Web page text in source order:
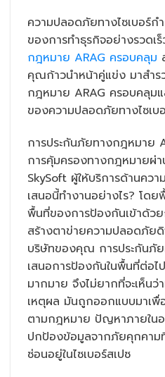
ความปลอดภัยทางไซเบอร์
ของการทำธุรกิจอย่างรวดเร็
กฎหมาย ARAG ครอบคลุม
คุณก้าวนำหน้าคู่แข่ง มาสำร
กฎหมาย ARAG ครอบคลุม
ของความปลอดภัยทางไซเบ
การประกันภัยทางกฎหมาย
การคุ้มครองทางกฎหมายผ่
SkySoft ผู้ให้บริการด้านคว
เสนอนี้ทำงานอย่างไร? โด
พื้นที่ของการป้องกันเข้าด้วย
สร้างตาข่ายความปลอดภัย
บริษัทของคุณ การประกันภั
เสนอการป้องกันในพื้นที่ต่อ
มากมาย จึงไม่ยากที่จะเห็นว่
เหตุผล มันถูกออกแบบมาเพื่
ตามกฎหมาย ปัญหาภายใน
ปกป้องข้อมูลจากภัยคุกคา
ซ่อนอยู่ในไซเบอร์สเปซ